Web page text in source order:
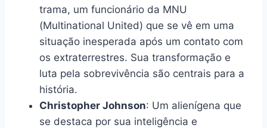
trama, um funcionário da MNU
(Multinational United) que se vê em uma
situação inesperada após um contato com
os extraterrestres. Sua transformação e
luta pela sobrevivência são centrais para a
história.
Christopher Johnson: Um alienígena que
se destaca por sua inteligência e